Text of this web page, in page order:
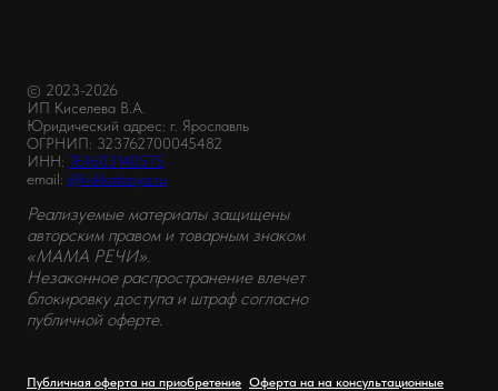
© 2023-2026
ИП Киселева В.А.
Юридический адрес: г. Ярославль
ОГРНИП: 323762700045482
ИНН: 761603140575
email: i@vikkatoriya.ru
Реализуемые материалы защищены
авторским правом и товарным знаком
«МАМА РЕЧИ».
Незаконное распространение влечет
блокировку доступа и штраф согласно
публичной оферте.
Публичная оферта на приобретение Оферта на на консультационные